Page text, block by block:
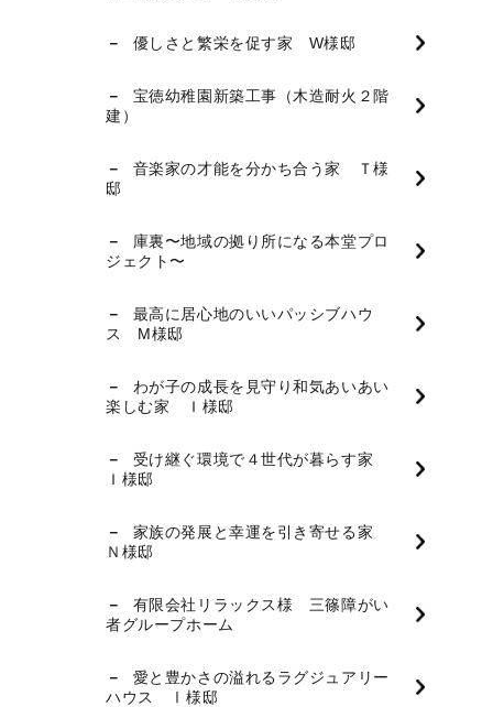
優しさと繁栄を促す家 W様邸
宝徳幼稚園新築工事（木造耐火２階
建）
音楽家の才能を分かち合う家 Ｔ様
邸
庫裏〜地域の拠り所になる本堂プロ
ジェクト〜
最高に居心地のいいパッシブハウ
ス M様邸
わが子の成長を見守り和気あいあい
楽しむ家 Ｉ様邸
受け継ぐ環境で４世代が暮らす家
Ｉ様邸
家族の発展と幸運を引き寄せる家
Ｎ様邸
有限会社リラックス様 三篠障がい
者グループホーム
愛と豊かさの溢れるラグジュアリー
ハウス Ⅰ様邸